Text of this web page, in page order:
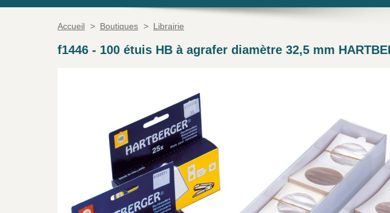
Accueil > Boutiques > Librairie
f1446 - 100 étuis HB à agrafer diamètre 32,5 mm